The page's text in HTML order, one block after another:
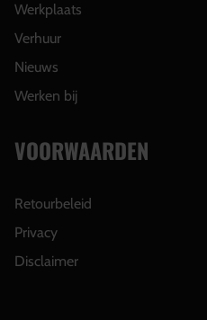
Werkplaats
Verhuur
Nieuws
Werken bij
VOORWAARDEN
Retourbeleid
Privacy
Disclaimer